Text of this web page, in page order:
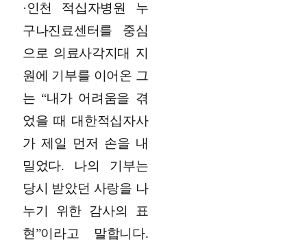
·인천 적십자병원 누
구나진료센터를 중심
으로 의료사각지대 지
원에 기부를 이어온 그
는 “내가 어려움을 겪
었을 때 대한적십자사
가 제일 먼저 손을 내
밀었다. 나의 기부는
당시 받았던 사랑을 나
누기 위한 감사의 표
현”이라고 말합니다.